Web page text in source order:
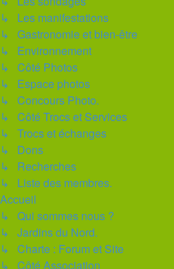
↳ Les manifestations
↳ Gastronomie et bien-être
↳ Environnement
↳ Côté Photos
↳ Espace photos
↳ Concours Photo.
↳ Côté Trocs et Services
↳ Trocs et échanges
↳ Dons
↳ Recherches
↳ Liste des membres.
Accueil
↳ Qui sommes nous ?
↳ Jardins du Nord.
↳ Charte : Forum et Site
↳ Côté Association